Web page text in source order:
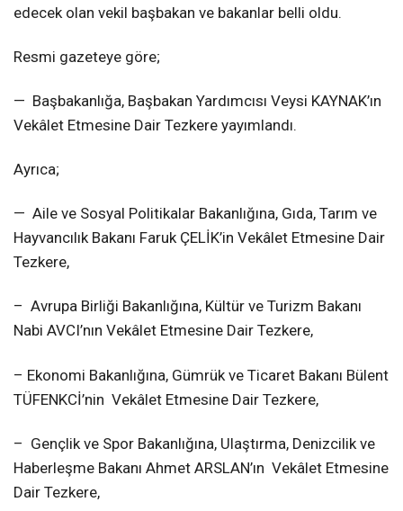
edecek olan vekil başbakan ve bakanlar belli oldu.
Resmi gazeteye göre;
— Başbakanlığa, Başbakan Yardımcısı Veysi KAYNAK’ın
Vekâlet Etmesine Dair Tezkere yayımlandı.
Ayrıca;
— Aile ve Sosyal Politikalar Bakanlığına, Gıda, Tarım ve
Hayvancılık Bakanı Faruk ÇELİK’in Vekâlet Etmesine Dair
Tezkere,
– Avrupa Birliği Bakanlığına, Kültür ve Turizm Bakanı
Nabi AVCI’nın Vekâlet Etmesine Dair Tezkere,
– Ekonomi Bakanlığına, Gümrük ve Ticaret Bakanı Bülent
TÜFENKCİ’nin Vekâlet Etmesine Dair Tezkere,
– Gençlik ve Spor Bakanlığına, Ulaştırma, Denizcilik ve
Haberleşme Bakanı Ahmet ARSLAN’ın Vekâlet Etmesine
Dair Tezkere,